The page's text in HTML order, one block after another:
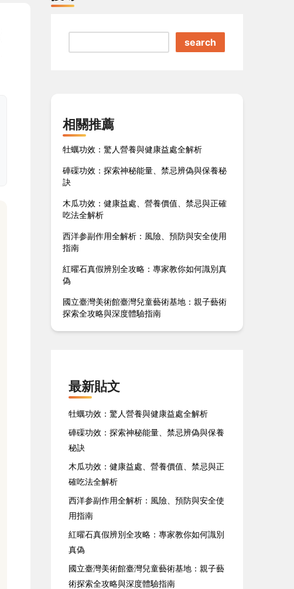
search
相關推薦
牡蠣功效：驚人營養與健康益處全解析
硨磲功效：探索神秘能量、禁忌辨偽與保養秘
訣
木瓜功效：健康益處、營養價值、禁忌與正確
吃法全解析
西洋参副作用全解析：風險、預防與安全使用
指南
紅曜石真假辨別全攻略：專家教你如何識別真
偽
國立臺灣美術館臺灣兒童藝術基地：親子藝術
探索全攻略與深度體驗指南
最新貼文
牡蠣功效：驚人營養與健康益處全解析
硨磲功效：探索神秘能量、禁忌辨偽與保養
秘訣
木瓜功效：健康益處、營養價值、禁忌與正
確吃法全解析
西洋参副作用全解析：風險、預防與安全使
用指南
紅曜石真假辨別全攻略：專家教你如何識別
真偽
國立臺灣美術館臺灣兒童藝術基地：親子藝
術探索全攻略與深度體驗指南